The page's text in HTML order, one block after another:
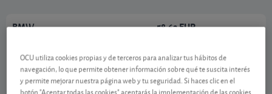
BMW
06/08/2026 Fráncfort
58,62 EUR
-0,48 EUR (-0,81 %)
Ver detalladamente
OCU utiliza cookies propias y de terceros para analizar tus hábitos de
navegación, lo que permite obtener información sobre qué te suscita interés
y permite mejorar nuestra página web y tu seguridad. Si haces clic en el
botón "Aceptar todas las cookies" aceptarás la implementación de las cookies